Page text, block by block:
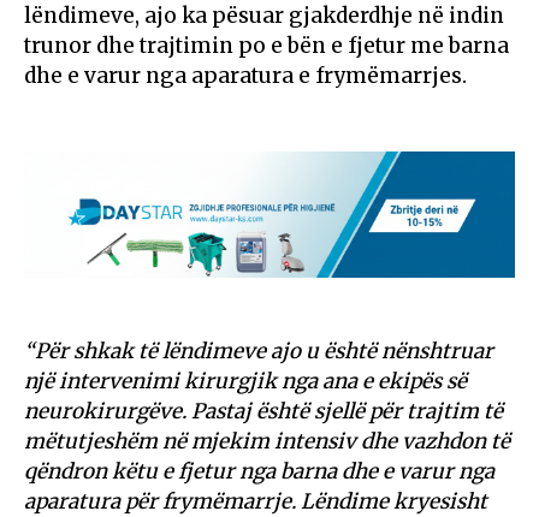
lëndimeve, ajo ka pësuar gjakderdhje në indin
trunor dhe trajtimin po e bën e fjetur me barna
dhe e varur nga aparatura e frymëmarrjes.
“Për shkak të lëndimeve ajo u është nënshtruar
një intervenimi kirurgjik nga ana e ekipës së
neurokirurgëve. Pastaj është sjellë për trajtim të
mëtutjeshëm në mjekim intensiv dhe vazhdon të
qëndron këtu e fjetur nga barna dhe e varur nga
aparatura për frymëmarrje. Lëndime kryesisht